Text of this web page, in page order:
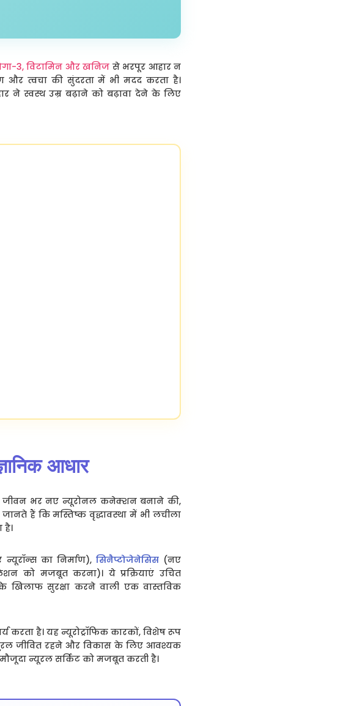
3, विटामिन और खनिज से भरपूर आहार न
और त्वचा की सुंदरता में भी मदद करता है।
ने स्वस्थ उम्र बढ़ाने को बढ़ावा देने के लिए
आधार
जीवन भर नए न्यूरोनल कनेक्शन बनाने की,
हैं कि मस्तिष्क वृद्धावस्था में भी लचीला
है।
न्यूरॉन्स का निर्माण), सिनैप्टोजेनेसिस(नए
को मजबूत करना)। ये प्रक्रियाएं उचित
के खिलाफ सुरक्षा करने वाली एक वास्तविक
करता है। यह न्यूरोट्रॉफिक कारकों, विशेष रूप
जीवित रहने और विकास के लिए आवश्यक
न्यूरल सर्किट को मजबूत करती है।